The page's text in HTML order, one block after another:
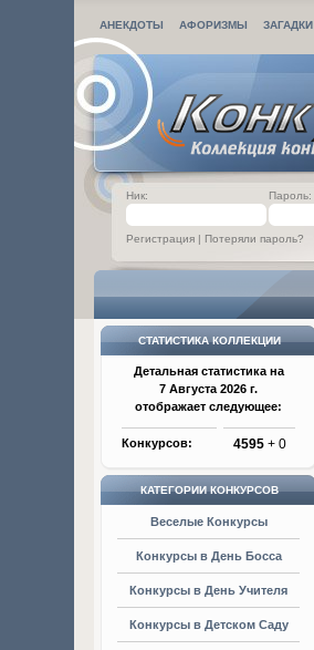
АНЕКДОТЫ АФОРИЗМЫ ЗАГАДКИ
Ник: Пароль:
Регистрация | Потеряли пароль?
СТАТИСТИКА КОЛЛЕКЦИИ
Детальная статистика на
7 Августа 2026 г.
отображает следующее:
Конкурсов: 4595 + 0
КАТЕГОРИИ КОНКУРСОВ
Веселые Конкурсы
Конкурсы в День Босса
Конкурсы в День Учителя
Конкурсы в Детском Саду